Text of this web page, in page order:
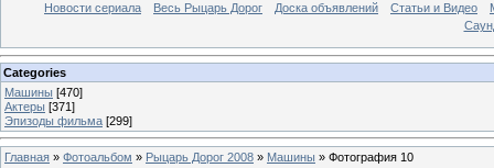
Новости сериала Весь Рыцарь Дорог Доска объявлений Статьи и Видео
Categories
Машины [470]
Актеры [371]
Эпизоды фильма [299]
Главная » Фотоальбом » Рыцарь Дорог 2008 » Машины » Фотография 10